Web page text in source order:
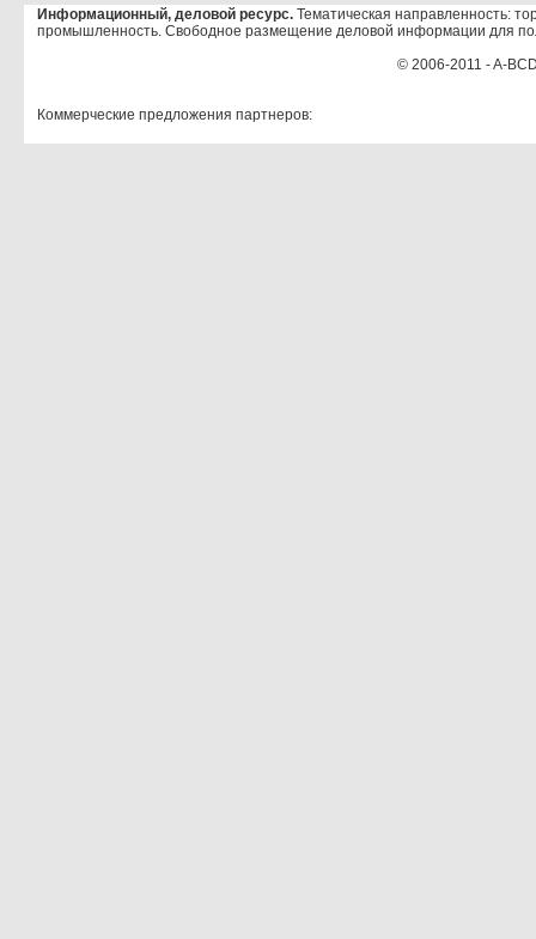
Информационный, деловой ресурс. Тематическая направленность:
промышленность. Свободное размещение деловой информации для
© 2006-2011 - A-
Коммерческие предложения партнеров: